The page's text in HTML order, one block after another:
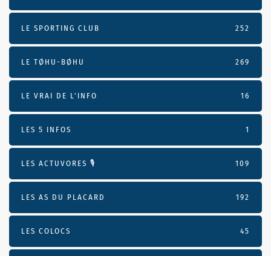
LE SPORTING CLUB 252
LE TØHU-BØHU 269
LE VRAI DE L’INFO 16
LES 5 INFOS 1
LES ACTUVORES 🎙 109
LES AS DU PLACARD 192
LES COLOCS 45